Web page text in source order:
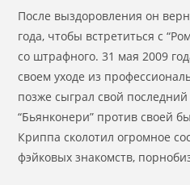
После выздоровления он
года, чтобы встретиться с
со штрафного. 31 мая 2009
своем уходе из
позже сыграл свой
“Бьянконери” против своей
Криппа сколотил огромное
фэйковых знакомств,